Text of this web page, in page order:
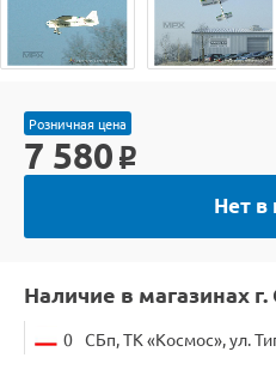
Розничная цена
7 580 o
Нет в
Наличие в магазинах
0 СБп, ТК «Космос», ул.